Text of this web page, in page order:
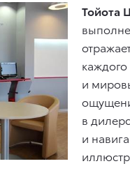
Тойота
и
в
и